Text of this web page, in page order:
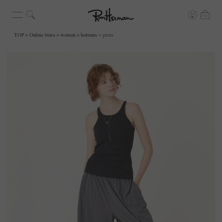
TOP Online Store women bottoms pants